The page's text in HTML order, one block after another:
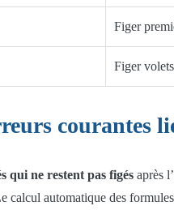
Figer
Figer
courantes
qui ne restent pas figés après
automatique des